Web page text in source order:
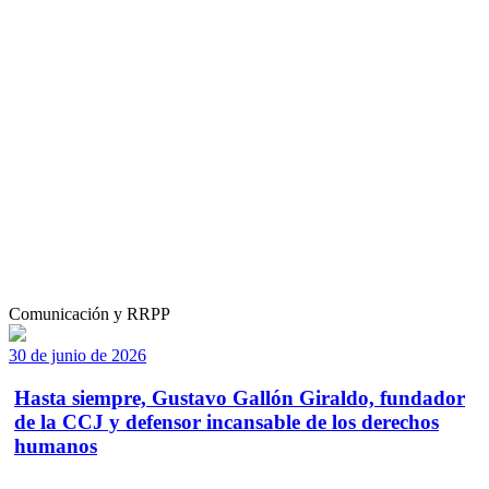
Comunicación y RRPP
30 de junio de 2026
Hasta siempre, Gustavo Gallón Giraldo, fundador
de la CCJ y defensor incansable de los derechos
humanos